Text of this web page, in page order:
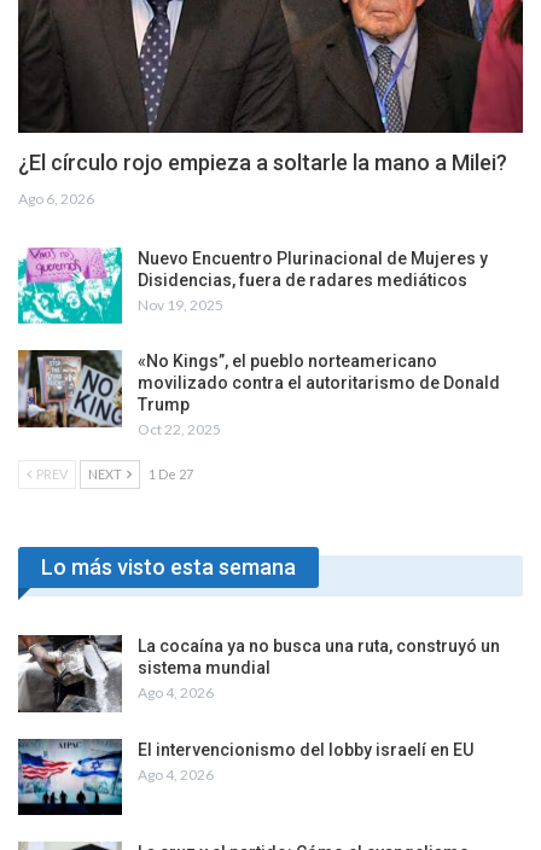
¿El círculo rojo empieza a soltarle la mano a Milei?
Ago 6, 2026
Nuevo Encuentro Plurinacional de Mujeres y
Disidencias, fuera de radares mediáticos
Nov 19, 2025
«No Kings”, el pueblo norteamericano
movilizado contra el autoritarismo de Donald
Trump
Oct 22, 2025
PREV NEXT 1 De 27
Lo más visto esta semana
La cocaína ya no busca una ruta, construyó un
sistema mundial
Ago 4, 2026
El intervencionismo del lobby israelí en EU
Ago 4, 2026